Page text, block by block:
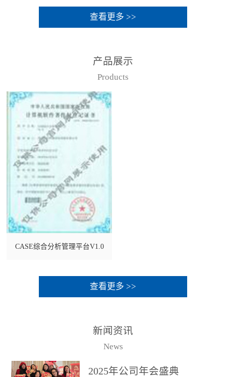
查看更多 >>
产品展示
Products
CASE综合分析管理平台V1.0
查看更多 >>
新闻资讯
News
2025年公司年会盛典